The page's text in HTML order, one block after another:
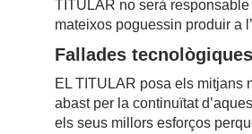
TITULAR no serà
mateixos poguessin produir a
Fallades
EL TITULAR posa els mitjans
abast per la continuïtat
els seus millors esforços